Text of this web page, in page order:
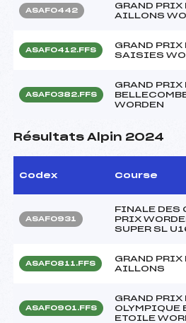
ASAF0442
GRAND PRIX
AILLONS
ASAF0412.FFS
GRAND PRIX
SAISIES
ASAF0382.FFS
GRAND PRIX
WORDEN
Résultats Alpin 2024
Codex Course
ASAF0931
FINALE DES
PRIX
SUPER SL
ASAF0811.FFS
GRAND PRIX
AILLONS
ASAF0901.FFS
GRAND PRIX
OLYMPIQUE
ETOILE